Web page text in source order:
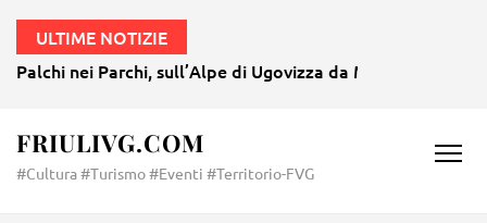
ULTIME NOTIZIE
Palchi nei Parchi, sull’Alpe di Ugovizza da Mozart a
FRIULIVG.COM
#Cultura #Turismo #Eventi #Territorio-FVG